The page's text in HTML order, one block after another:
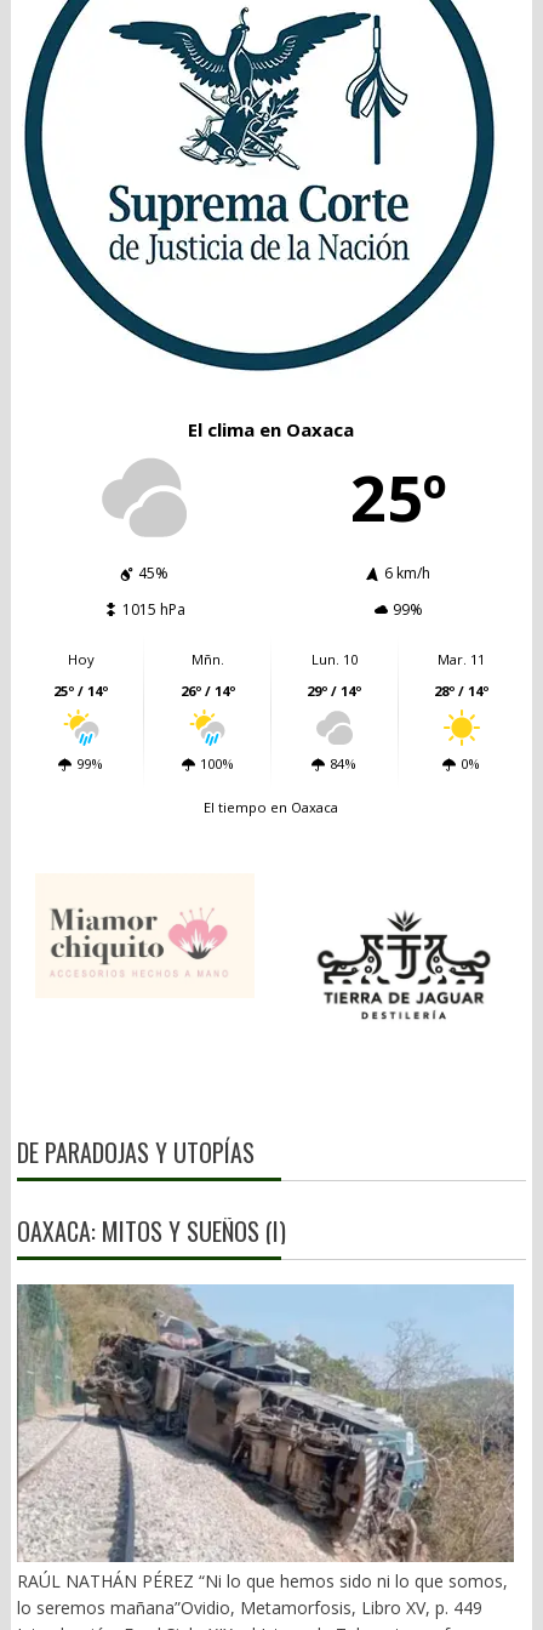
El clima en Oaxaca
25º
45%
6 km/h
1015 hPa
99%
Hoy
25º / 14º
99%
Mñn.
26º / 14º
100%
Lun. 10
29º / 14º
84%
Mar. 11
28º / 14º
0%
El tiempo en Oaxaca
DE PARADOJAS Y UTOPÍAS
OAXACA: MITOS Y SUEÑOS (I)
RAÚL NATHÁN PÉREZ “Ni lo que hemos sido ni lo que somos,
lo seremos mañana”Ovidio, Metamorfosis, Libro XV, p. 449